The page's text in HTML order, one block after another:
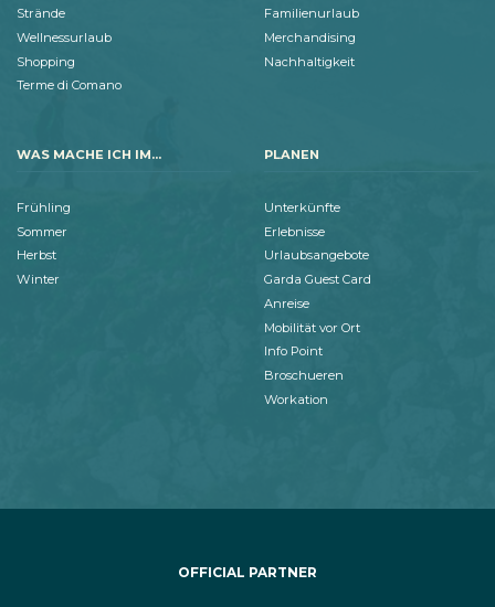
Strände
Wellnessurlaub
Shopping
Terme di Comano
Familienurlaub
Merchandising
Nachhaltigkeit
WAS MACHE ICH IM...
Frühling
Sommer
Herbst
Winter
PLANEN
Unterkünfte
Erlebnisse
Urlaubsangebote
Garda Guest Card
Anreise
Mobilität vor Ort
Info Point
Broschueren
Workation
OFFICIAL PARTNER